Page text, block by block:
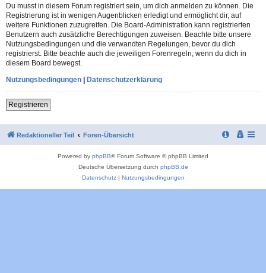
Du musst in diesem Forum registriert sein, um dich anmelden zu können. Die
Registrierung ist in wenigen Augenblicken erledigt und ermöglicht dir, auf
weitere Funktionen zuzugreifen. Die Board-Administration kann registrierten
Benutzern auch zusätzliche Berechtigungen zuweisen. Beachte bitte unsere
Nutzungsbedingungen und die verwandten Regelungen, bevor du dich
registrierst. Bitte beachte auch die jeweiligen Forenregeln, wenn du dich in
diesem Board bewegst.
Nutzungsbedingungen | Datenschutzerklärung
Registrieren
Redaktioneller Teil Foren-Übersicht
Powered by phpBB® Forum Software © phpBB Limited
Deutsche Übersetzung durch phpBB.de
Datenschutz| Nutzungsbedingungen